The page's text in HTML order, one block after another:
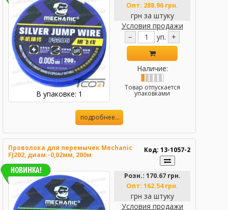
В упаковке: 1
Опт: 288.96 грн.
грн за штуку
Условия продажи
−
уп. +
Наличие:
Товар отпускается
упаковками
подробнее...
Проволока для перемычек Mechanic
FJ202, диам.-0,02мм, 200м
Код: 13-1057-2
Розн.: 170.67 грн.
Опт: 162.54 грн.
грн за штуку
Условия продажи